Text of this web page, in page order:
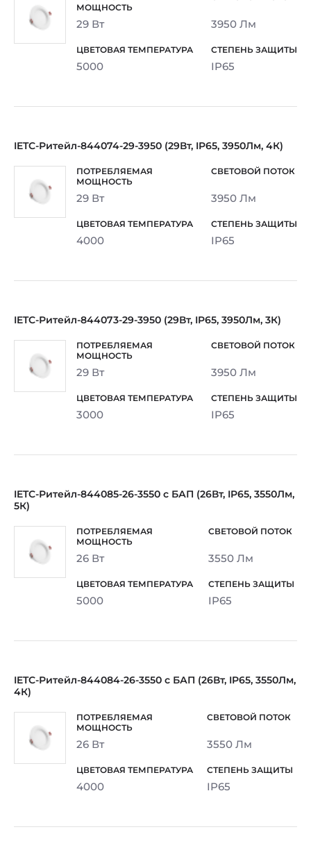
29 Вт 3950 Лм
5000 IP65
IETC-Ритейл-844074-29-3950 (29Вт, IP65, 3950Лм, 4К)
29 Вт 3950 Лм
4000 IP65
IETC-Ритейл-844073-29-3950 (29Вт, IP65, 3950Лм, 3К)
29 Вт 3950 Лм
3000 IP65
IETC-Ритейл-844085-26-3550 с БАП (26Вт, IP65, 3550Лм,
5К)
26 Вт 3550 Лм
5000 IP65
IETC-Ритейл-844084-26-3550 с БАП (26Вт, IP65, 3550Лм,
4К)
26 Вт 3550 Лм
4000 IP65